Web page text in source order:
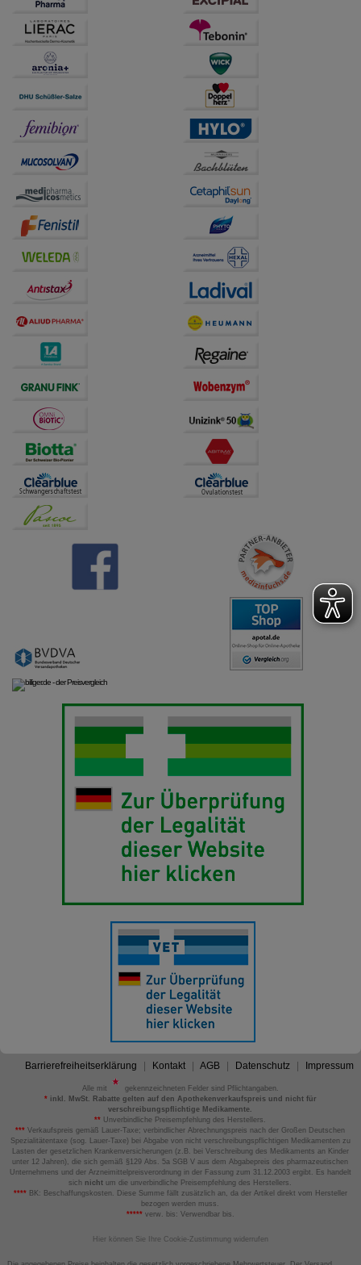
Barrierefreiheitserklärung Kontakt AGB Datenschutz Impressum
Alle mit
gekennzeichneten Felder sind Pflichtangaben.
*inkl. MwSt. Rabatte gelten auf den Apothekenverkaufspreis und nicht für
verschreibungspflichtige Medikamente.
** Unverbindliche Preisempfehlung des Herstellers.
*** Verkaufspreis gemäß Lauer-Taxe; verbindlicher Abrechnungspreis nach der Großen Deutschen
Spezialitätentaxe (sog. Lauer-Taxe) bei Abgabe von nicht verschreibungspflichtigen Medikamenten zu
Lasten der gesetzlichen Krankenversicherungen (z.B. bei Verschreibung des Medikaments an Kinder
unter 12 Jahren), die sich gemäß §129 Abs. 5a SGB V aus dem Abgabepreis des pharmazeutischen
Unternehmens und der Arzneimittelpreisverordnung in der Fassung zum 31.12.2003 ergibt. Es handelt
sich nicht um die unverbindliche Preisempfehlung des Herstellers.
****BK: Beschaffungskosten. Diese Summe fällt zusätzlich an, da der Artikel direkt vom Hersteller
bezogen werden muss.
*****verw. bis: Verwendbar bis.
Hier können Sie Ihre Cookie-Zustimmung widerrufen